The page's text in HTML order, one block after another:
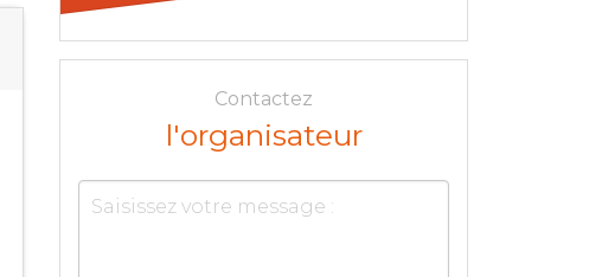
Contactez
l'organisateur